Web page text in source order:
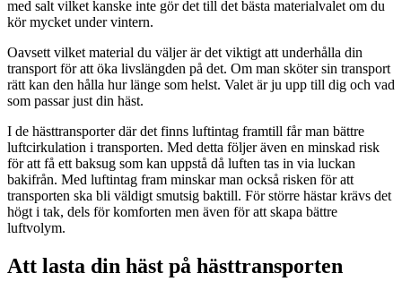
med salt vilket kanske inte gör det till det bästa materialvalet om du
kör mycket under vintern.
Oavsett vilket material du väljer är det viktigt att underhålla din
transport för att öka livslängden på det. Om man sköter sin transport
rätt kan den hålla hur länge som helst. Valet är ju upp till dig och vad
som passar just din häst.
I de hästtransporter där det finns luftintag framtill får man bättre
luftcirkulation i transporten. Med detta följer även en minskad risk
för att få ett baksug som kan uppstå då luften tas in via luckan
bakifrån. Med luftintag fram minskar man också risken för att
transporten ska bli väldigt smutsig baktill. För större hästar krävs det
högt i tak, dels för komforten men även för att skapa bättre
luftvolym.
Att lasta din häst på hästtransporten